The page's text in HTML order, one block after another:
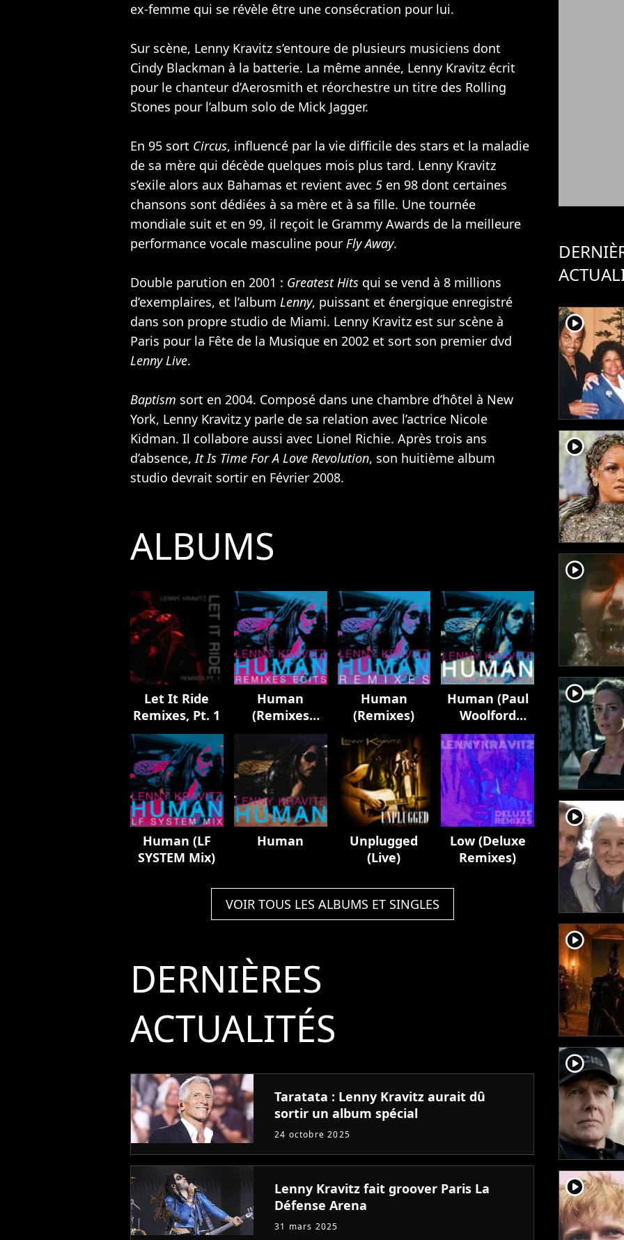
ex-femme qui se révèle être une consécration pour lui.
Sur scène, Lenny Kravitz s’entoure de plusieurs musiciens dont
Cindy Blackman à la batterie. La même année, Lenny Kravitz écrit
pour le chanteur d’Aerosmith et réorchestre un titre des Rolling
Stones pour l’album solo de Mick Jagger.
En 95 sort Circus, influencé par la vie difficile des stars et la maladie
de sa mère qui décède quelques mois plus tard. Lenny Kravitz
s’exile alors aux Bahamas et revient avec 5 en 98 dont certaines
chansons sont dédiées à sa mère et à sa fille. Une tournée
mondiale suit et en 99, il reçoit le Grammy Awards de la meilleure
performance vocale masculine pour Fly Away.
Double parution en 2001 : Greatest Hits qui se vend à 8 millions
d’exemplaires, et l’album Lenny, puissant et énergique enregistré
dans son propre studio de Miami. Lenny Kravitz est sur scène à
Paris pour la Fête de la Musique en 2002 et sort son premier dvd
Lenny Live.
Baptism sort en 2004. Composé dans une chambre d’hôtel à New
York, Lenny Kravitz y parle de sa relation avec l’actrice Nicole
Kidman. Il collabore aussi avec Lionel Richie. Après trois ans
d’absence,It Is Time For A Love Revolution, son huitième album
studio devrait sortir en Février 2008.
ALBUMS
Let It Ride
Remixes, Pt. 1
Human
(Remixes
Edits)
Human
(Remixes)
Human (Paul
Woolford
Remix)
Human (LF
SYSTEM Mix)
Human
Unplugged
(Live)
Low (Deluxe
Remixes)
VOIR TOUS LES ALBUMS ET SINGLES
DERNIÈRES
ACTUALITÉS
Taratata : Lenny Kravitz aurait dû
sortir un album spécial
24 octobre 2025
Lenny Kravitz fait groover Paris La
Défense Arena
31 mars 2025
player2
player2
player2
player2
player2
player2
player2
player2